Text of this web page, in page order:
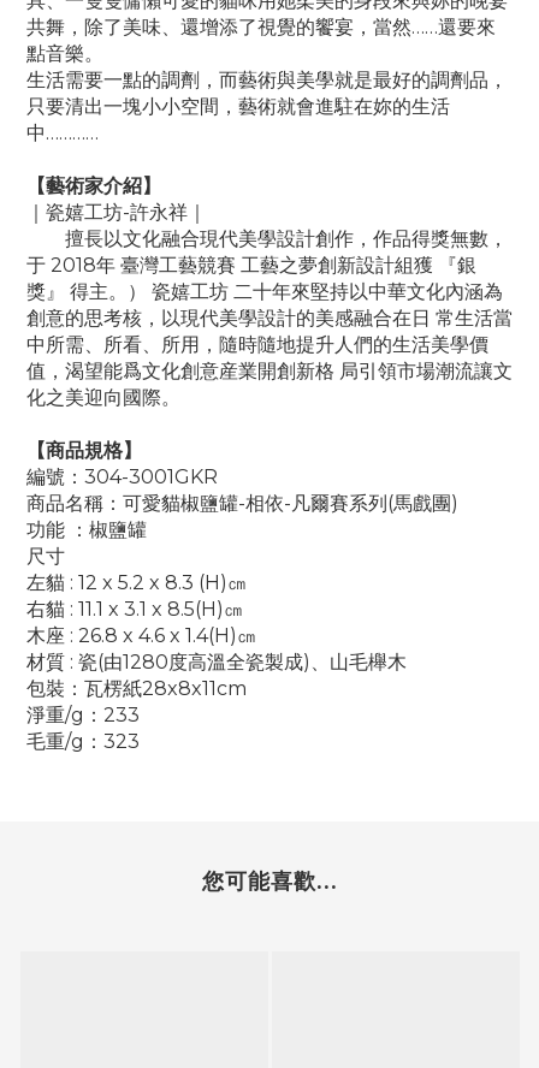
共舞，除了美味、還增添了視覺的饗宴，當然……還要來
點音樂。
生活需要一點的調劑，而藝術與美學就是最好的調劑品，
只要清出一塊小小空間，藝術就會進駐在妳的生活
中…………
【藝術家介紹】
｜瓷嬉工坊-許永祥｜
擅長以文化融合現代美學設計創作，作品得獎無數，
于 2018年 臺灣工藝競賽 工藝之夢創新設計組獲 『銀
獎』 得主。） 瓷嬉工坊 二十年來堅持以中華文化內涵為
創意的思考核，以現代美學設計的美感融合在日 常生活當
中所需、所看、所用，隨時隨地提升人們的生活美學價
值，渴望能爲文化創意産業開創新格 局引領市場潮流讓文
化之美迎向國際。
【商品規格】
編號：304-3001GKR
商品名稱：可愛貓椒鹽罐-相依-凡爾賽系列(馬戲團)
功能 ：椒鹽罐
尺寸
左貓 : 12 x 5.2 x 8.3 (H)㎝
右貓 : 11.1 x 3.1 x 8.5(H)㎝
木座 : 26.8 x 4.6 x 1.4(H)㎝
材質 : 瓷(由1280度高溫全瓷製成)、山毛櫸木
包裝：瓦楞紙28x8x11cm
淨重/g：233
毛重/g：323
您可能喜歡...